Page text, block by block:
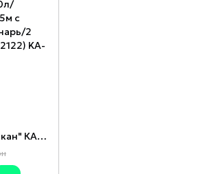
Компрессор "Вулкан" КА-В12122 150psi/25Amp/90л/клеммы/шланг 7,5м с дефлятором/фонарь/2 цилиндра (КА-В12122)